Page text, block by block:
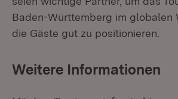
Baden-Württemberg im globalen
die Gäste gut zu positionieren.
Weitere Informationen